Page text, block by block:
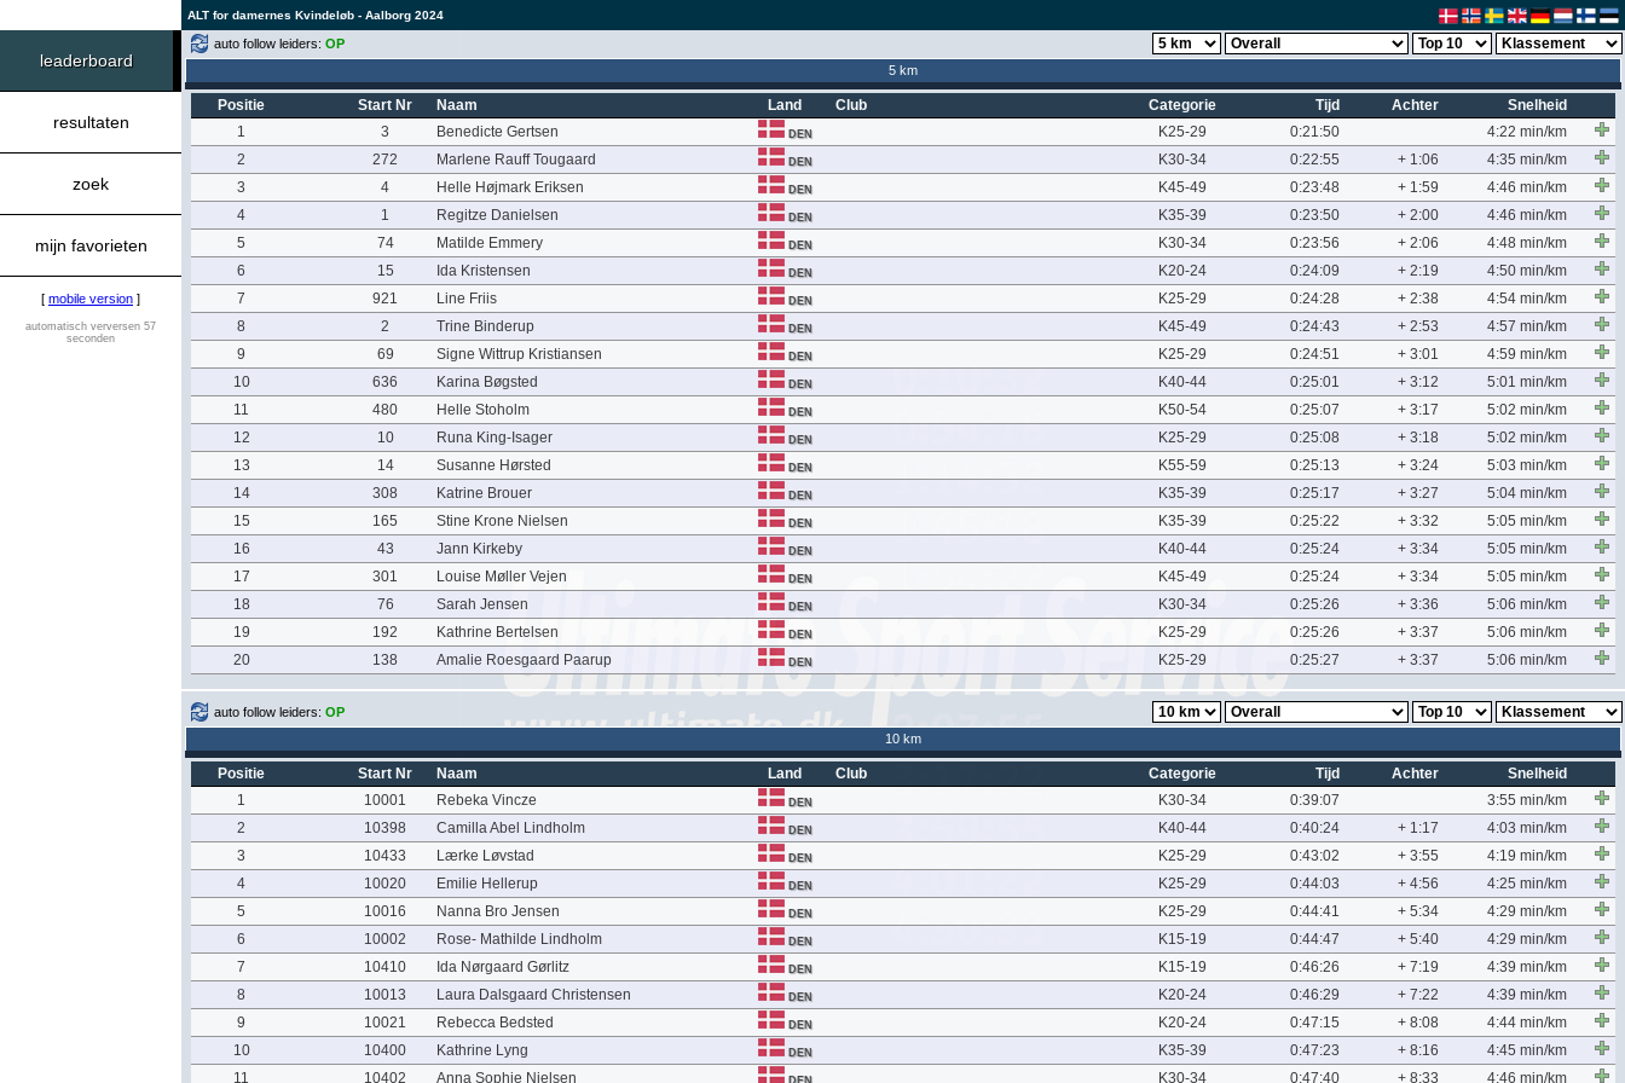
ALT for damernes Kvindeløb - Aalborg 2024
leaderboard
resultaten
zoek
mijn favorieten
[ mobile version ]
automatisch verversen 57
seconden
auto follow leiders: OP
5 km
Positie Start Nr Naam Land Club Categorie Tijd Achter
Snelheid
1
3 Benedicte Gertsen DEN K25-29 0:21:50
4:22 min/km
2
272 Marlene Rauff Tougaard DEN K30-34 0:22:55 + 1:06
4:35 min/km
3
4 Helle Højmark Eriksen DEN K45-49 0:23:48 + 1:59
4:46 min/km
4
1 Regitze Danielsen DEN K35-39 0:23:50 + 2:00
4:46 min/km
5
74 Matilde Emmery DEN K30-34 0:23:56 + 2:06
4:48 min/km
6
15 Ida Kristensen DEN K20-24 0:24:09 + 2:19
4:50 min/km
7
921 Line Friis DEN K25-29 0:24:28 + 2:38
4:54 min/km
8
2 Trine Binderup DEN K45-49 0:24:43 + 2:53
4:57 min/km
9
69 Signe Wittrup Kristiansen DEN K25-29 0:24:51 + 3:01
4:59 min/km
10
636 Karina Bøgsted DEN K40-44 0:25:01 + 3:12
5:01 min/km
11
480 Helle Stoholm DEN K50-54 0:25:07 + 3:17
5:02 min/km
12
10 Runa King-Isager DEN K25-29 0:25:08 + 3:18
5:02 min/km
13
14 Susanne Hørsted DEN K55-59 0:25:13 + 3:24
5:03 min/km
14
308 Katrine Brouer DEN K35-39 0:25:17 + 3:27
5:04 min/km
15
165 Stine Krone Nielsen DEN K35-39 0:25:22 + 3:32
5:05 min/km
16
43 Jann Kirkeby DEN K40-44 0:25:24 + 3:34
5:05 min/km
17
301 Louise Møller Vejen DEN K45-49 0:25:24 + 3:34
5:05 min/km
18
76 Sarah Jensen DEN K30-34 0:25:26 + 3:36
5:06 min/km
19
192 Kathrine Bertelsen DEN K25-29 0:25:26 + 3:37
5:06 min/km
20
138 Amalie Roesgaard Paarup DEN K25-29 0:25:27 + 3:37 5:06 min/km
auto follow leiders: OP
10 km
Positie Start Nr Naam Land Club Categorie Tijd Achter
Snelheid
1
10001 Rebeka Vincze DEN K30-34 0:39:07
3:55 min/km
2
10398 Camilla Abel Lindholm DEN K40-44 0:40:24 + 1:17
4:03 min/km
3
10433 Lærke Løvstad DEN K25-29 0:43:02 + 3:55
4:19 min/km
4
10020 Emilie Hellerup DEN K25-29 0:44:03 + 4:56
4:25 min/km
5
10016 Nanna Bro Jensen DEN K25-29 0:44:41 + 5:34
4:29 min/km
6
10002 Rose- Mathilde Lindholm DEN K15-19 0:44:47 + 5:40
4:29 min/km
7
10410 Ida Nørgaard Gørlitz DEN K15-19 0:46:26 + 7:19
4:39 min/km
8
10013 Laura Dalsgaard Christensen DEN K20-24 0:46:29 + 7:22
4:39 min/km
9
10021 Rebecca Bedsted DEN K20-24 0:47:15 + 8:08
4:44 min/km
10
10400 Kathrine Lyng DEN K35-39 0:47:23 + 8:16
4:45 min/km
11
10402 Anna Sophie Nielsen DEN K30-34 0:47:40 + 8:33 4:46 min/km